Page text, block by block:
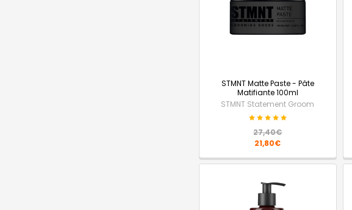
STMNT Matte Paste - Pâte
Matifiante 100ml
STMNT Statement Groom
27,40€
21,80€